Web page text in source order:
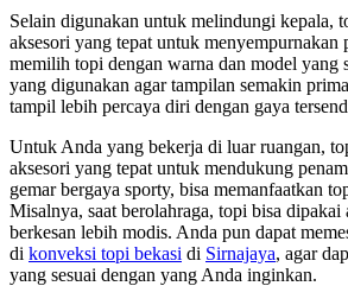
Selain digunakan untuk melindungi kepala,
aksesori yang tepat untuk menyempurnakan
memilih topi dengan warna dan model yang
yang digunakan agar tampilan semakin
tampil lebih percaya diri dengan gaya
Untuk Anda yang bekerja di luar ruangan,
aksesori yang tepat untuk mendukung
gemar bergaya sporty, bisa memanfaatkan
Misalnya, saat berolahraga, topi bisa dipakai
berkesan lebih modis. Anda pun dapat
di konveksi topi bekasi di Sirnajaya, agar
yang sesuai dengan yang Anda inginkan.